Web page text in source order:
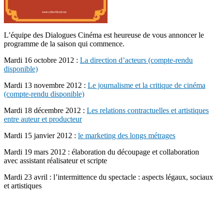
L’équipe des Dialogues Cinéma est heureuse de vous annoncer le
programme de la saison qui commence.
Mardi 16 octobre 2012 : La direction d’acteurs (compte-rendu
disponible)
Mardi 13 novembre 2012 : Le journalisme et la critique de cinéma
(compte-rendu disponible)
Mardi 18 décembre 2012 : Les relations contractuelles et artistiques
entre auteur et producteur
Mardi 15 janvier 2012 : le marketing des longs métrages
Mardi 19 mars 2012 : élaboration du découpage et collaboration
avec assistant réalisateur et scripte
Mardi 23 avril : l’intermittence du spectacle : aspects légaux, sociaux
et artistiques